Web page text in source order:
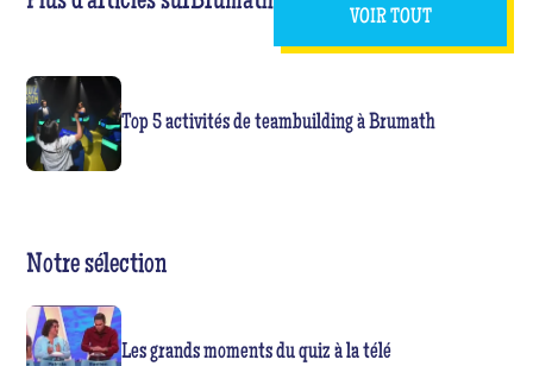
VOIR TOUT
Top 5 activités de teambuilding à Brumath
Notre sélection
Les grands moments du quiz à la télé